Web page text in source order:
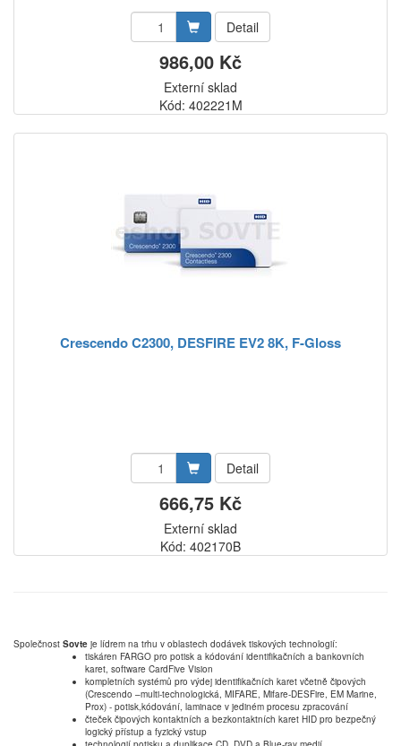
Detail
986,00 Kč
Externí sklad
Kód: 402221M
Crescendo C2300, DESFIRE EV2 8K, F-Gloss
Detail
666,75 Kč
Externí sklad
Kód: 402170B
Společnost Sovte je lídrem na trhu v oblastech dodávek tiskových technologií:
tiskáren FARGO pro potisk a kódování identifikačních a bankovních
karet, software CardFive Vision
kompletních systémů pro výdej identifikačních karet včetně čipových
(Crescendo –multi-technologická, MIFARE, Mifare-DESFire, EM Marine,
Prox) - potisk,kódování, laminace v jediném procesu zpracování
čteček čipových kontaktních a bezkontaktních karet HID pro bezpečný
logický přístup a fyzický vstup